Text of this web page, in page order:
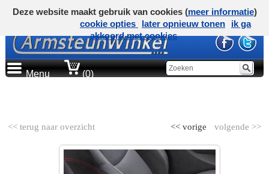
Menu (0)
<< terug naar overzicht volgende >>
<< vorige
Deze website maakt gebruik van cookies (meer informatie)
cookie opties
later opnieuw tonen
ik ga
akkoord met cookies